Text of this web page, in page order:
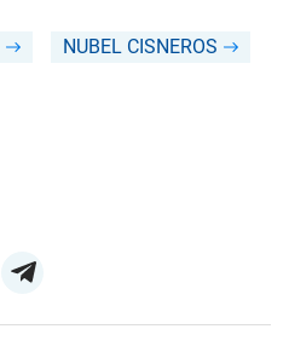
NUBEL CISNEROS